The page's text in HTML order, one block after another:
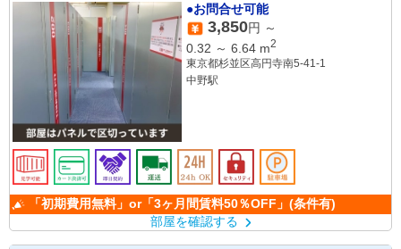
●お問合せ可能
3,850円 ～
0.32 ～ 6.64 m2
東京都杉並区高円寺南5-41-1
中野駅
「初期費用無料」or「3ヶ月間賃料50％OFF」(条件有)
部屋を確認する